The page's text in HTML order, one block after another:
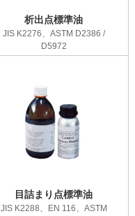
析出点標準油
JIS K2276、ASTM D2386 /
D5972
目詰まり点標準油
JIS K2288、EN 116、ASTM